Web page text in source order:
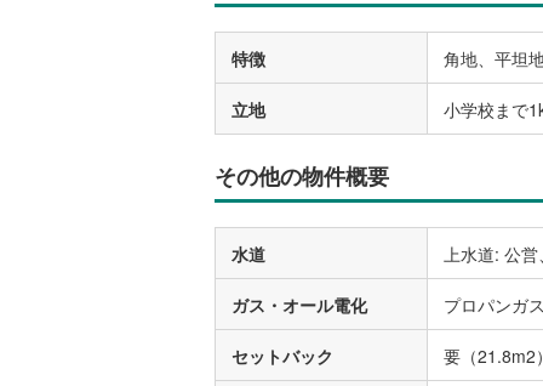
特徴 角地、平坦
立地 小学校まで
その他の物件概要
水道 上水道: 公
ガス・オール電化 プロパンガ
セットバック 要（21.8m2